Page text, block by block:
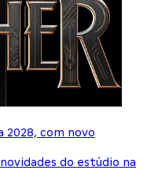
2028, com novo
do estúdio na